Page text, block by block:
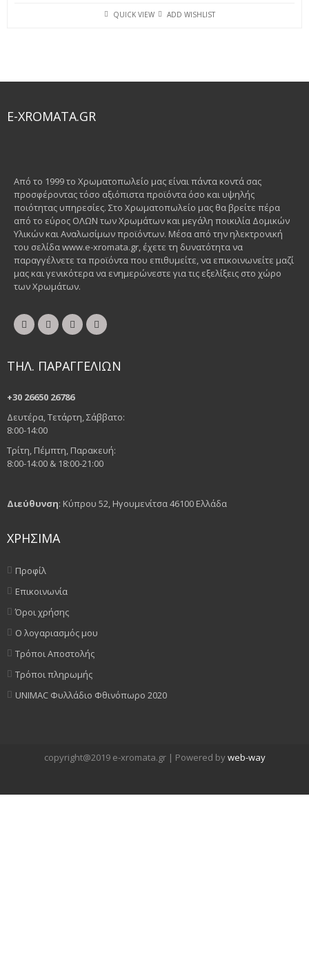
QUICK VIEW ADD WISHLIST
E-XROMATA.GR
Από το 1999 το Χρωματοπωλείο μας είναι πάντα κοντά σας
προσφέροντας τόσο αξιόπιστα προϊόντα όσο και υψηλής
ποιότητας υπηρεσίες. Στο Χρωματοπωλείο μας θα βρείτε πέρα
από το εύρος ΟΛΩΝ των Χρωμάτων και μεγάλη ποικιλία Δομικών
Υλικών και Αναλωσίμων προϊόντων. Μέσα από την ηλεκτρονική
του σελίδα www.e-xromata.gr, έχετε τη δυνατότητα να
παραγγέλνετε τα προϊόντα που επιθυμείτε, να επικοινωνείτε μαζί
μας και γενικότερα να ενημερώνεστε για τις εξελίξεις στο χώρο
των Χρωμάτων.
ΤΗΛ. ΠΑΡΑΓΓΕΛΙΩΝ
+30 26650 26786
Δευτέρα, Τετάρτη, Σάββατο:
8:00-14:00
Τρίτη, Πέμπτη, Παρακευή:
8:00-14:00 & 18:00-21:00
Διεύθυνση: Κύπρου 52, Ηγουμενίτσα 46100 Ελλάδα
ΧΡΗΣΙΜΑ
Προφίλ
Επικοινωνία
Όροι χρήσης
Ο λογαριασμός μου
Τρόποι Αποστολής
Τρόποι πληρωμής
UNIMAC Φυλλάδιο Φθινόπωρο 2020
copyright@2019 e-xromata.gr | Powered byweb-way